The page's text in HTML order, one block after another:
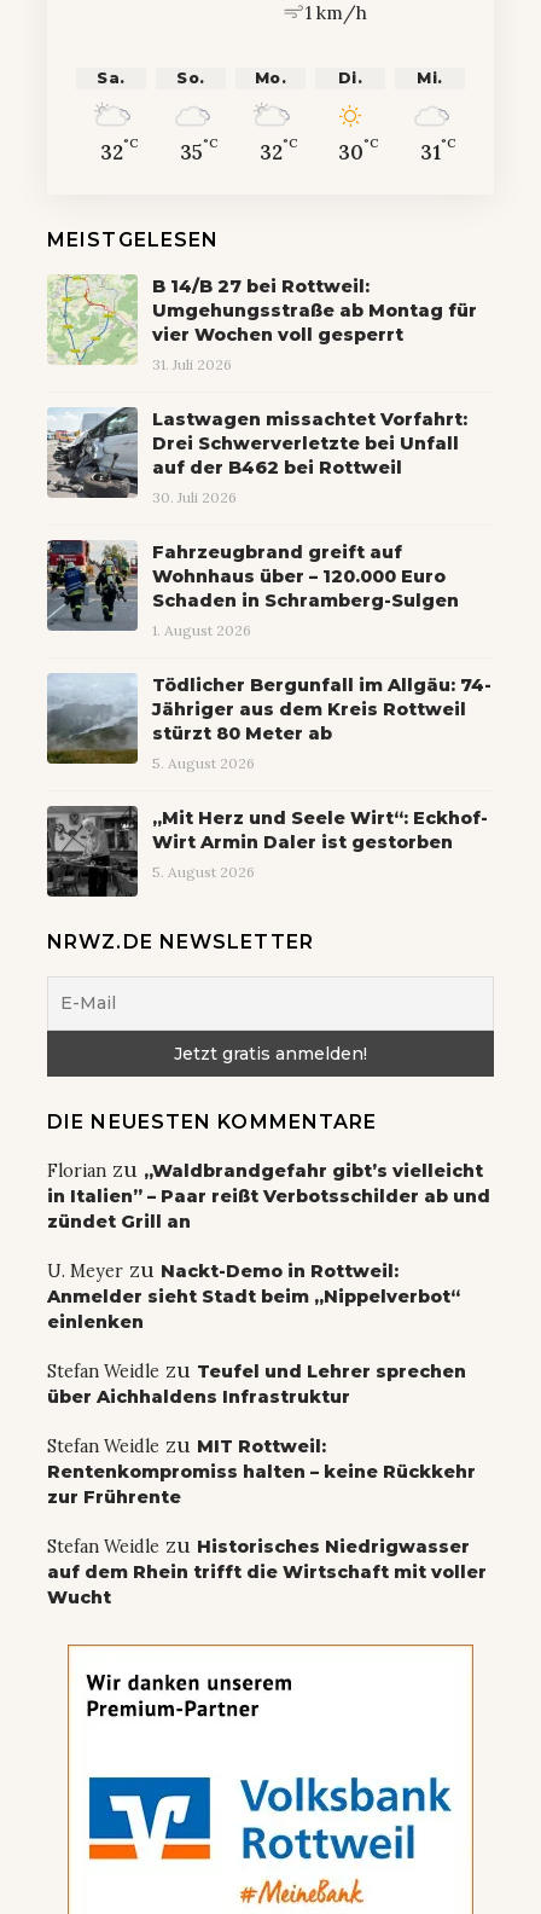
1 km/h
Sa.
32°C
So.
35°C
Mo.
32°C
Di.
30°C
Mi.
31°C
MEISTGELESEN
B 14/B 27 bei Rottweil:
Umgehungsstraße ab Montag für
vier Wochen voll gesperrt
31. Juli 2026
Lastwagen missachtet Vorfahrt:
Drei Schwerverletzte bei Unfall
auf der B462 bei Rottweil
30. Juli 2026
Fahrzeugbrand greift auf
Wohnhaus über – 120.000 Euro
Schaden in Schramberg-Sulgen
1. August 2026
Tödlicher Bergunfall im Allgäu: 74-
Jähriger aus dem Kreis Rottweil
stürzt 80 Meter ab
5. August 2026
„Mit Herz und Seele Wirt“: Eckhof-
Wirt Armin Daler ist gestorben
5. August 2026
NRWZ.DE NEWSLETTER
DIE NEUESTEN KOMMENTARE
Florian zu „Waldbrandgefahr gibt’s vielleicht
in Italien” – Paar reißt Verbotsschilder ab und
zündet Grill an
U. Meyer zu Nackt-Demo in Rottweil:
Anmelder sieht Stadt beim „Nippelverbot“
einlenken
Stefan Weidle zu Teufel und Lehrer sprechen
über Aichhaldens Infrastruktur
Stefan Weidle zu MIT Rottweil:
Rentenkompromiss halten – keine Rückkehr
zur Frührente
Stefan Weidle zu Historisches Niedrigwasser
auf dem Rhein trifft die Wirtschaft mit voller
Wucht